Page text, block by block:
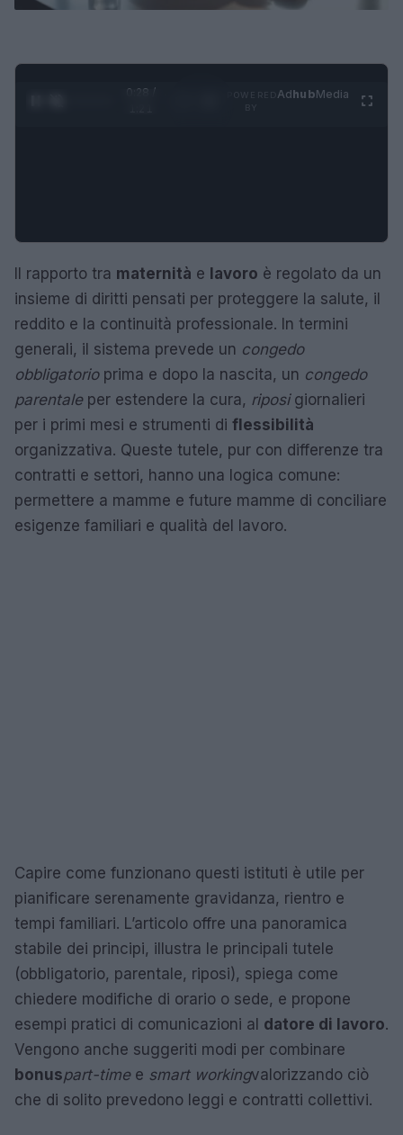
0:29 /
AdhubMedia
Il rapporto tra maternità e lavoro è regolato da un
insieme di diritti pensati per proteggere la salute, il
reddito e la continuità professionale. In termini
generali, il sistema prevede un congedo
obbligatorioprima e dopo la nascita, un congedo
parentaleper estendere la cura, riposigiornalieri
per i primi mesi e strumenti di flessibilità
organizzativa. Queste tutele, pur con differenze tra
contratti e settori, hanno una logica comune:
permettere a mamme e future mamme di conciliare
esigenze familiari e qualità del lavoro.
Capire come funzionano questi istituti è utile per
pianificare serenamente gravidanza, rientro e
tempi familiari. L’articolo offre una panoramica
stabile dei principi, illustra le principali tutele
(obbligatorio, parentale, riposi), spiega come
chiedere modifiche di orario o sede, e propone
esempi pratici di comunicazioni al datore di lavoro.
Vengono anche suggeriti modi per combinare
bonuspart-timee smart workingvalorizzando ciò
che di solito prevedono leggi e contratti collettivi.